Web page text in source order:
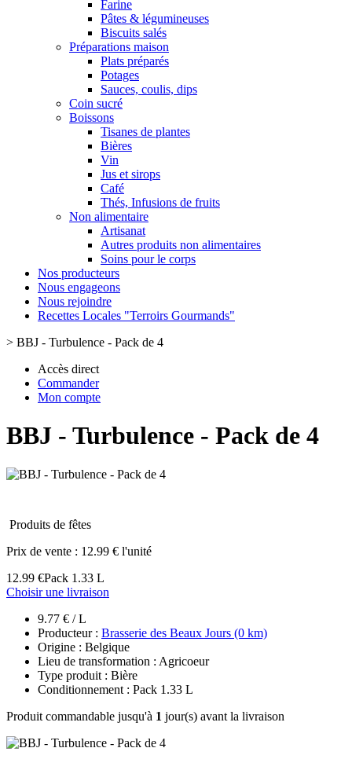
Farine
Pâtes & légumineuses
Biscuits salés
Préparations maison
Plats préparés
Potages
Sauces, coulis, dips
Coin sucré
Boissons
Tisanes de plantes
Bières
Vin
Jus et sirops
Café
Thés, Infusions de fruits
Non alimentaire
Artisanat
Autres produits non alimentaires
Soins pour le corps
Nos producteurs
Nous engageons
Nous rejoindre
Recettes Locales "Terroirs Gourmands"
> BBJ - Turbulence - Pack de 4
Accès direct
Commander
Mon compte
BBJ - Turbulence - Pack de 4
Produits de fêtes
Prix de vente : 12.99 € l'unité
12.99 €Pack 1.33 L
Choisir une livraison
9.77 € / L
Producteur : Brasserie des Beaux Jours (0 km)
Origine : Belgique
Lieu de transformation : Agricoeur
Type produit : Bière
Conditionnement : Pack 1.33 L
Produit commandable jusqu'à 1 jour(s) avant la livraison